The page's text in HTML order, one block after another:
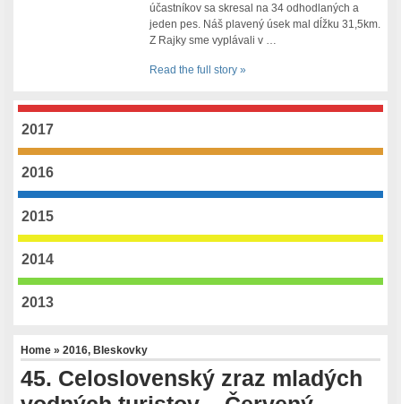
účastníkov sa skresal na 34 odhodlaných a
jeden pes. Náš plavený úsek mal dĺžku 31,5km.
Z Rajky sme vyplávali v …
Read the full story »
2017
2016
2015
2014
2013
Home»2016, Bleskovky
45. Celoslovenský zraz mladých